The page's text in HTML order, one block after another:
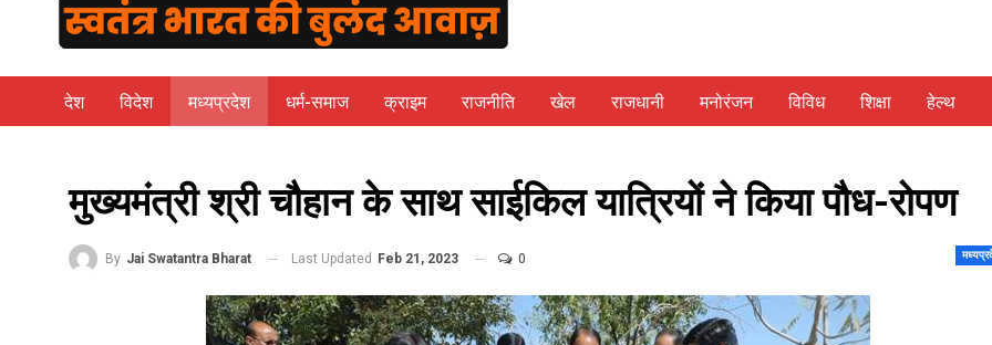
देश विदेश मध्यप्रदेश धर्म-समाज क्राइम राजनीति खेल राजधानी मनोरंजन विविध शिक्षा हेल्थ
मुख्यमंत्री श्री चौहान के साथ साईकिल यात्रियों ने किया पौध-रोपण
By Jai Swatantra Bharat Last Updated Feb 21, 2023 0